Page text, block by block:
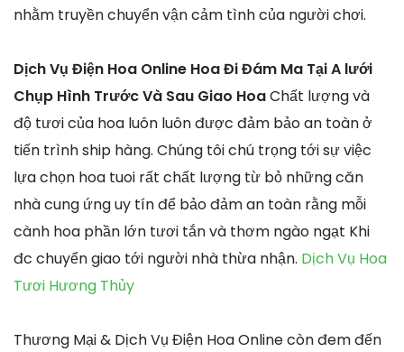
nhằm truyền chuyển vận cảm tình của người chơi.
Dịch Vụ Điện Hoa Online Hoa Đi Đám Ma Tại A lưới
Chụp Hình Trước Và Sau Giao HoaChất lượng và
độ tươi của hoa luôn luôn được đảm bảo an toàn ở
tiến trình ship hàng. Chúng tôi chú trọng tới sự việc
lựa chọn hoa tuoi rất chất lượng từ bỏ những căn
nhà cung ứng uy tín để bảo đảm an toàn rằng mỗi
cành hoa phần lớn tươi tắn và thơm ngào ngạt Khi
đc chuyển giao tới người nhà thừa nhận. Dịch Vụ Hoa
Tươi Hương Thủy
Thương Mại & Dịch Vụ Điện Hoa Online còn đem đến